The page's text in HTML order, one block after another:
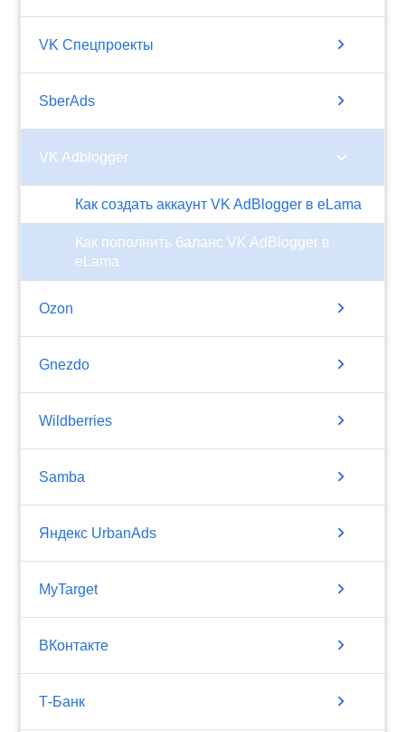
VK Спецпроекты chevron_right
SberAds chevron_right
VK Adblogger chevron_right
Как создать аккаунт VK AdBlogger в eLama
Как пополнить баланс VK AdBlogger в
eLama
Ozon chevron_right
Gnezdo chevron_right
Wildberries chevron_right
Samba chevron_right
Яндекс UrbanAds chevron_right
MyTarget chevron_right
ВКонтакте chevron_right
Т-Банк chevron_right